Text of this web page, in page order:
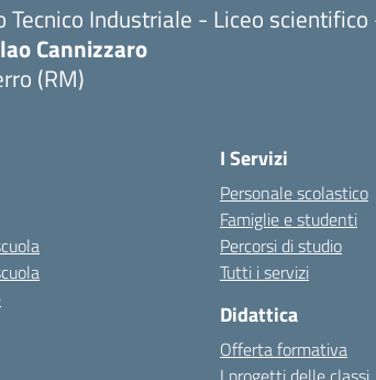
Tecnico Industriale - Liceo
Cannizzaro
(RM)
I Servizi
Personale scolastico
Famiglie e studenti
Percorsi di studio
Tutti i servizi
Didattica
Offerta formativa